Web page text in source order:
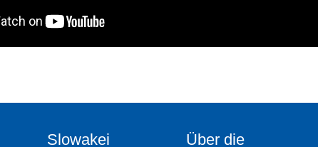
Slowakei
Über die